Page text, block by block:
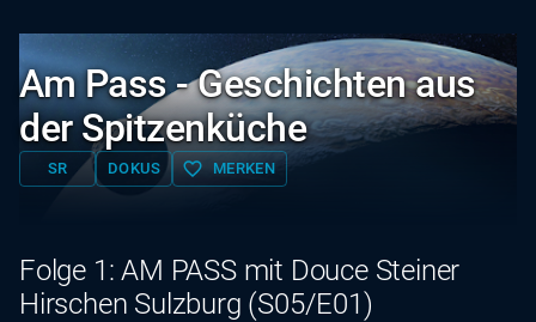
Am Pass - Geschichten aus
der Spitzenküche
SR DOKUS favorite_border MERKEN
Folge 1: AM PASS mit Douce Steiner
Hirschen Sulzburg (S05/E01)